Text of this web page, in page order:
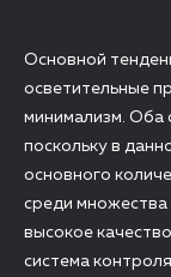
Основной
осветительные
минимализм. Оба
поскольку в
основного
среди
высокое
система